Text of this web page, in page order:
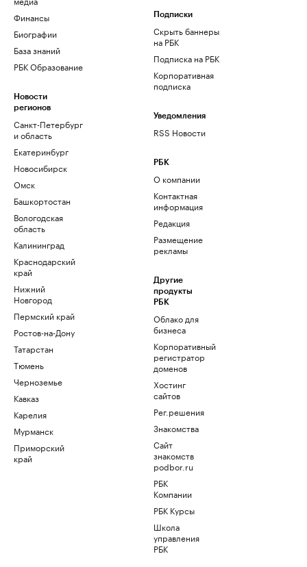
Финансы
Биографии
База знаний
РБК Образование
Новости
регионов
Санкт-Петербург
и область
Екатеринбург
Новосибирск
Омск
Башкортостан
Вологодская
область
Калининград
Краснодарский
край
Нижний
Новгород
Пермский край
Ростов-на-Дону
Татарстан
Тюмень
Черноземье
Кавказ
Карелия
Мурманск
Приморский
край
Подписки
Скрыть баннеры
на РБК
Подписка на РБК
Корпоративная
подписка
Уведомления
RSS Новости
РБК
О компании
Контактная
информация
Редакция
Размещение
рекламы
Другие
продукты
РБК
Облако для
бизнеса
Корпоративный
регистратор
доменов
Хостинг
сайтов
Рег.решения
Знакомства
Сайт
знакомств
podbor.ru
РБК
Компании
РБК Курсы
Школа
управления
РБК